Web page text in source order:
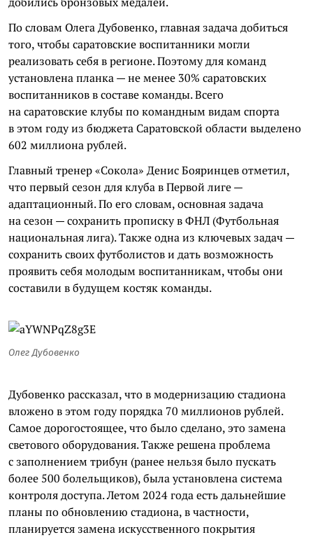
По словам Олега Дубовенко, главная задача добиться
того, чтобы саратовские воспитанники могли
реализовать себя в регионе. Поэтому для команд
установлена планка — не менее 30% саратовских
воспитанников в составе команды. Всего
на саратовские клубы по командным видам спорта
в этом году из бюджета Саратовской области выделено
602 миллиона рублей.
Главный тренер «Сокола» Денис Бояринцев отметил,
что первый сезон для клуба в Первой лиге —
адаптационный. По его словам, основная задача
на сезон — сохранить прописку в ФНЛ (Футбольная
национальная лига). Также одна из ключевых задач —
сохранить своих футболистов и дать возможность
проявить себя молодым воспитанникам, чтобы они
составили в будущем костяк команды.
Олег Дубовенко
Дубовенко рассказал, что в модернизацию стадиона
вложено в этом году порядка 70 миллионов рублей.
Самое дорогостоящее, что было сделано, это замена
светового оборудования. Также решена проблема
с заполнением трибун (ранее нельзя было пускать
более 500 болельщиков), была установлена система
контроля доступа. Летом 2024 года есть дальнейшие
планы по обновлению стадиона, в частности,
планируется замена искусственного покрытия